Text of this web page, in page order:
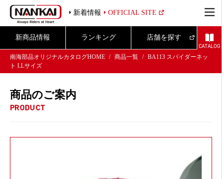
新着情報 OFFICIAL SITE
新商品情報 ランキング 店舗を探す
CATALOG
南海部品オリジナルカタログHOME
商品一覧
BA113 スパイダーネッ
ト LLサイズ
商品のご案内
PRODUCT